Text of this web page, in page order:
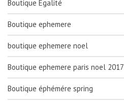
Boutique Egalité
Boutique ephemere
boutique ephemere noel
Boutique ephemere paris noel 2017
Boutique éphémére spring